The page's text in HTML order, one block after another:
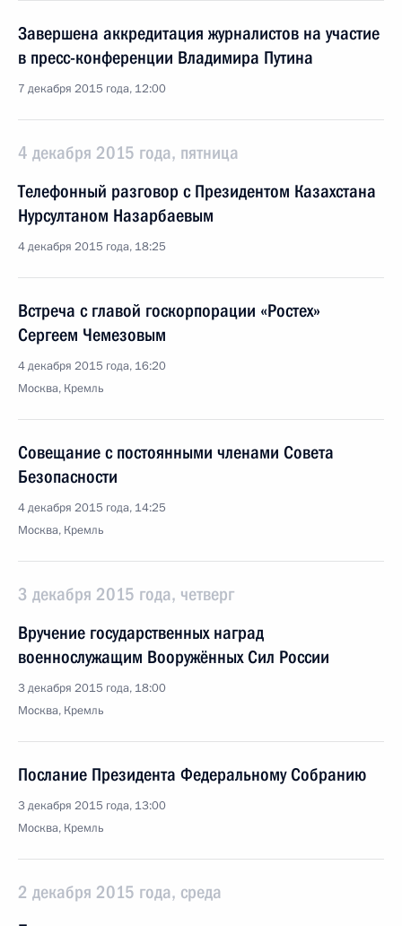
Завершена аккредитация журналистов на участие
в пресс-конференции Владимира Путина
7 декабря 2015 года, 12:00
4 декабря 2015 года, пятница
Телефонный разговор с Президентом Казахстана
Нурсултаном Назарбаевым
4 декабря 2015 года, 18:25
Встреча с главой госкорпорации «Ростех»
Сергеем Чемезовым
4 декабря 2015 года, 16:20
Москва, Кремль
Совещание с постоянными членами Совета
Безопасности
4 декабря 2015 года, 14:25
Москва, Кремль
3 декабря 2015 года, четверг
Вручение государственных наград
военнослужащим Вооружённых Сил России
3 декабря 2015 года, 18:00
Москва, Кремль
Послание Президента Федеральному Собранию
3 декабря 2015 года, 13:00
Москва, Кремль
2 декабря 2015 года, среда